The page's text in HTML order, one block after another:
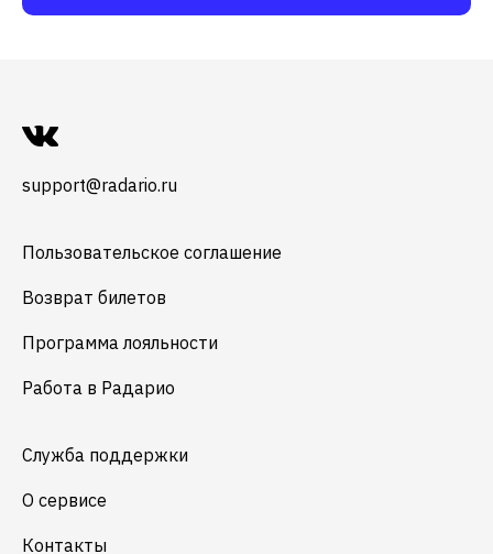
support@radario.ru
Пользовательское соглашение
Возврат билетов
Программа лояльности
Работа в Радарио
Служба поддержки
О сервисе
Контакты